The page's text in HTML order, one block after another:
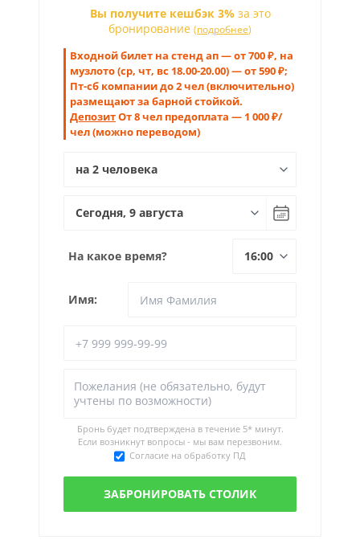
Вы получите кешбэк 3% за это
бронирование (подробнее)
Входной билет на стенд ап — от 700 ₽, на
музлото (ср, чт, вс 18.00-20.00) — от 590 ₽;
Пт-сб компании до 2 чел (включительно)
размещают за барной стойкой.
ДепозитОт 8 чел предоплата — 1 000 ₽/
чел (можно переводом)
На какое время?
Имя:
Бронь будет подтверждена в течение 5* минут.
Если возникнут вопросы - мы вам перезвоним.
Согласие на обработку ПД